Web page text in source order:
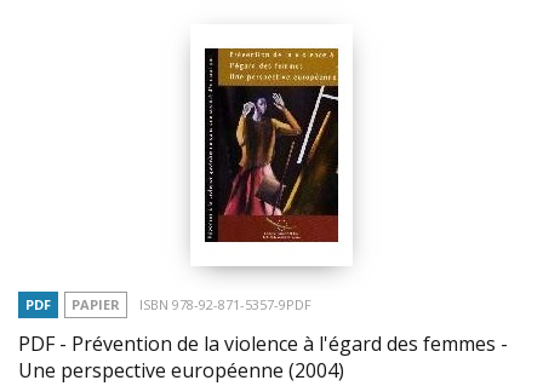
PDF PAPIER ISBN 978-92-871-5357-9PDF
PDF - Prévention de la violence à l'égard des femmes -
Une perspective européenne (2004)